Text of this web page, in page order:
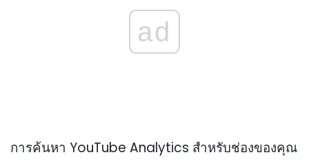
ad
การค้นหา YouTube Analytics สำหรับช่องของคุณ